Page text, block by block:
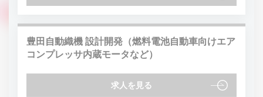
豊田自動織機 設計開発（燃料電池自動車向けエア
コンプレッサ内蔵モータなど）
求人を見る